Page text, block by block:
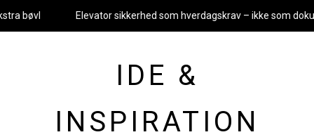
bøvl Elevator sikkerhed som hverdagskrav – ikke som
IDE &
INSPIRATION